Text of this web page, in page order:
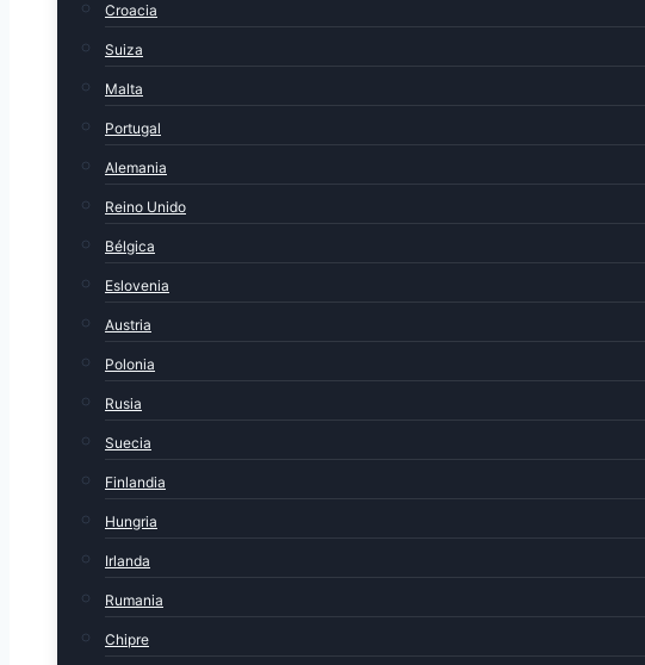
Croacia
Suiza
Malta
Portugal
Alemania
Reino Unido
Bélgica
Eslovenia
Austria
Polonia
Rusia
Suecia
Finlandia
Hungria
Irlanda
Rumania
Chipre